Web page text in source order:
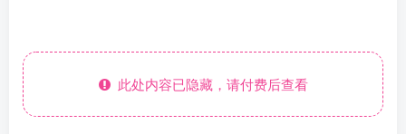
此处内容已隐藏，请付费后查看